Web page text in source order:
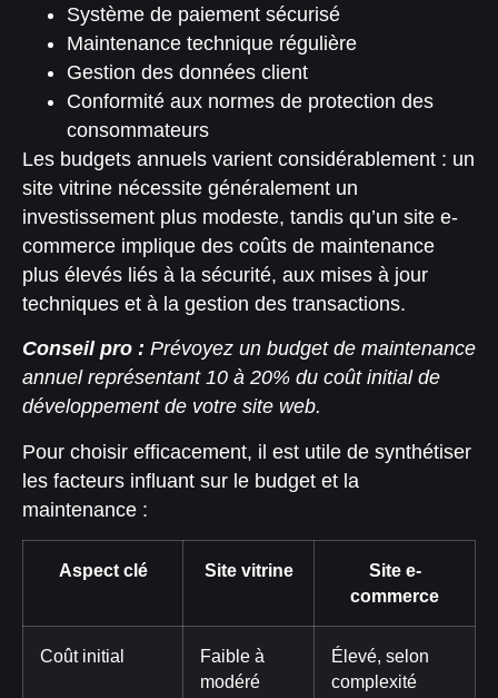
Système de paiement sécurisé
Maintenance technique régulière
Gestion des données client
Conformité aux normes de protection des
consommateurs
Les budgets annuels varient considérablement : un
site vitrine nécessite généralement un
investissement plus modeste, tandis qu’un site e-
commerce implique des coûts de maintenance
plus élevés liés à la sécurité, aux mises à jour
techniques et à la gestion des transactions.
Conseil pro : Prévoyez un budget de maintenance
annuel représentant 10 à 20% du coût initial de
développement de votre site web.
Pour choisir efficacement, il est utile de synthétiser
les facteurs influant sur le budget et la
maintenance :
Aspect clé Site vitrine
Site e-
commerce
Coût initial
Faible à
modéré
Élevé, selon
complexité